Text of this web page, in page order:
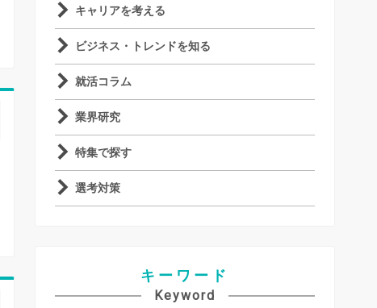
キャリアを考える
ビジネス・トレンドを知る
就活コラム
業界研究
特集で探す
選考対策
キーワード
Keyword